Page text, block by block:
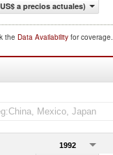
a precios actuales)
the Data Availability for coverage.
1992